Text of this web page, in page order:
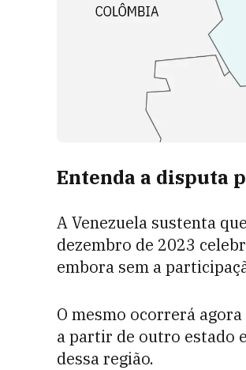
Entenda a disputa
A Venezuela sustenta
dezembro de 2023
embora sem a
O mesmo ocorrerá
a partir de outro estado
dessa região.